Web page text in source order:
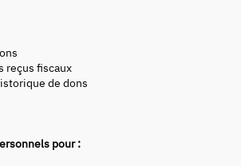
fiscaux
de dons
pour :